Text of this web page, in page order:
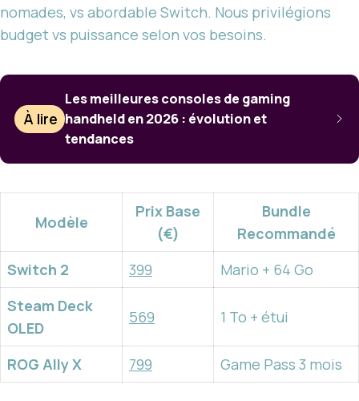
nomades, vs abordable Switch. Nous privilégions
budget vs puissance selon vos besoins.
À lire
Les meilleures consoles de gaming
handheld en 2026 : évolution et
tendances
Modèle
Prix Base
(€)
Bundle
Recommandé
Switch 2
399
Mario + 64 Go
Steam Deck
OLED
569 1 To + étui
ROG Ally X 799 Game Pass 3 mois